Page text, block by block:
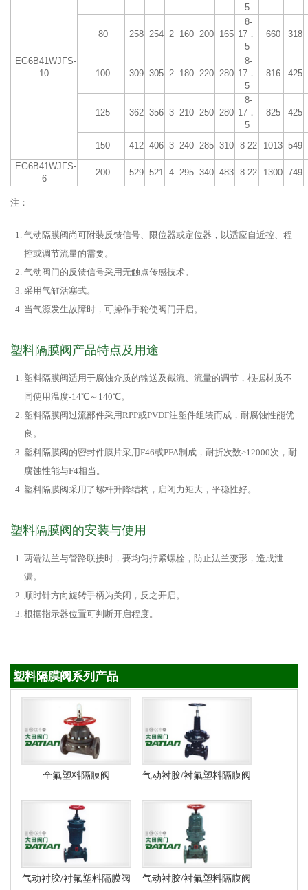
EG6B41WJFS-
10
5
80 258 254 2 160 200 165
8-
17．
5
660 318
100 309 305 2 180 220 280
8-
17．
5
816 425
125 362 356 3 210 250 280
8-
17．
5
825 425
150 412 406 3 240 285 310 8-22 1013 549
EG6B41WJFS-
6
200 529 521 4 295 340 483 8-22 1300 749
注：
气动隔膜阀尚可附装反馈信号、限位器或定位器，以适应自近控、程
控或调节流量的需要。
气动阀门的反馈信号采用无触点传感技术。
采用气缸活塞式。
当气源发生故障时，可操作手轮使阀门开启。
塑料隔膜阀产品特点及用途
塑料隔膜阀适用于腐蚀介质的输送及截流、流量的调节，根据材质不
同使用温度-14℃～140℃。
塑料隔膜阀过流部件采用RPP或PVDF注塑件组装而成，耐腐蚀性能优
良。
塑料隔膜阀的密封件膜片采用F46或PFA制成，耐折次数≥12000次，耐
腐蚀性能与F4相当。
塑料隔膜阀采用了螺杆升降结构，启闭力矩大，平稳性好。
塑料隔膜阀的安装与使用
两端法兰与管路联接时，要均匀拧紧螺栓，防止法兰变形，造成泄
漏。
顺时针方向旋转手柄为关闭，反之开启。
根据指示器位置可判断开启程度。
塑料隔膜阀系列产品
全氟塑料隔膜阀 气动衬胶/衬氟塑料隔膜阀
气动衬胶/衬氟塑料隔膜阀 气动衬胶/衬氟塑料隔膜阀